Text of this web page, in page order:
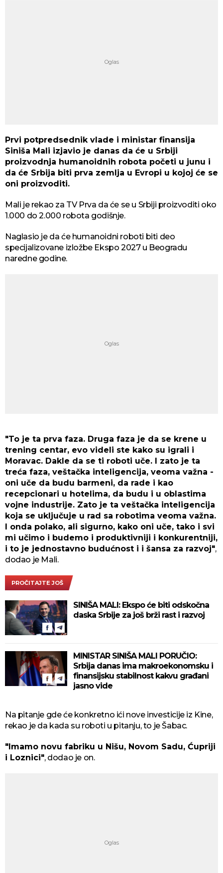
Prvi potpredsednik vlade i ministar finansija
Siniša Mali izjavio je danas da će u Srbiji
proizvodnja humanoidnih robota početi u junu i
da će Srbija biti prva zemlja u Evropi u kojoj će se
oni proizvoditi.
Mali je rekao za TV Prva da će se u Srbiji proizvoditi oko
1.000 do 2.000 robota godišnje.
Naglasio je da će humanoidni roboti biti deo
specijalizovane izložbe Ekspo 2027 u Beogradu
naredne godine.
"To je ta prva faza. Druga faza je da se krene u
trening centar, evo videli ste kako su igrali i
Moravac. Dakle da se ti roboti uče. I zato je ta
treća faza, veštačka inteligencija, veoma važna -
oni uče da budu barmeni, da rade i kao
recepcionari u hotelima, da budu i u oblastima
vojne industrije. Zato je ta veštačka inteligencija
koja se uključuje u rad sa robotima veoma važna.
I onda polako, ali sigurno, kako oni uče, tako i svi
mi učimo i budemo i produktivniji i konkurentniji,
i to je jednostavno budućnost i i šansa za razvoj",
dodao je Mali.
PROČITAJTE JOŠ
SINIŠA MALI: Ekspo će biti odskočna
daska Srbije za još brži rast i razvoj
MINISTAR SINIŠA MALI PORUČIO:
Srbija danas ima makroekonomsku i
finansijsku stabilnost kakvu građani
jasno vide
Na pitanje gde će konkretno ići nove investicije iz Kine,
rekao je da kada su roboti u pitanju, to je Šabac.
"Imamo novu fabriku u Nišu, Novom Sadu, Ćupriji
i Loznici", dodao je on.